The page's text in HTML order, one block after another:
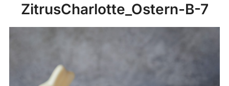
ZitrusCharlotte_Ostern-B-7